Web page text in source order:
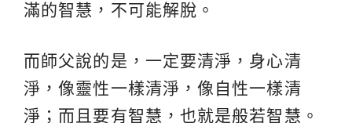
滿的智慧，不可能解脫。
而師父說的是，一定要清淨，身心清
淨，像靈性一樣清淨，像自性一樣清
淨；而且要有智慧，也就是般若智慧。